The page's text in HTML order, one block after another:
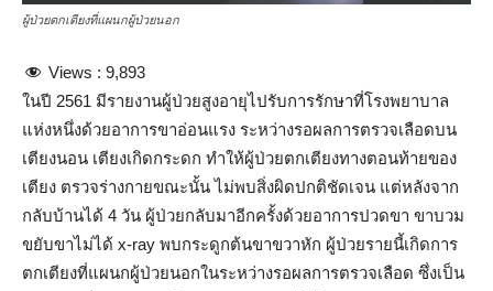
ผู้ป่วยตกเตียงที่แผนกผู้ป่วยนอก
Views : 9,893
ในปี 2561 มีรายงานผู้ป่วยสูงอายุไปรับการรักษาที่โรงพยาบาล
แห่งหนึ่งด้วยอาการขาอ่อนแรง ระหว่างรอผลการตรวจเลือดบน
เตียงนอน เตียงเกิดกระดก ทำให้ผู้ป่วยตกเตียงทางตอนท้ายของ
เตียง ตรวจร่างกายขณะนั้น ไม่พบสิ่งผิดปกติชัดเจน แต่หลังจาก
กลับบ้านได้ 4 วัน ผู้ป่วยกลับมาอีกครั้งด้วยอาการปวดขา ขาบวม
ขยับขาไม่ได้ x-ray พบกระดูกต้นขาขวาหัก ผู้ป่วยรายนี้เกิดการ
ตกเตียงที่แผนกผู้ป่วยนอกในระหว่างรอผลการตรวจเลือด ซึ่งเป็น